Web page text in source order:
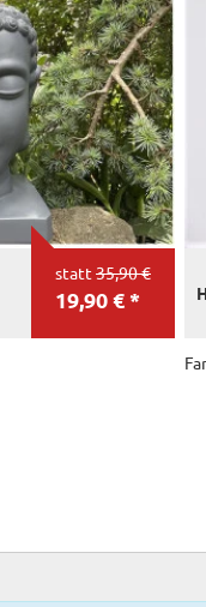
statt 35,90 €
19,90 € *